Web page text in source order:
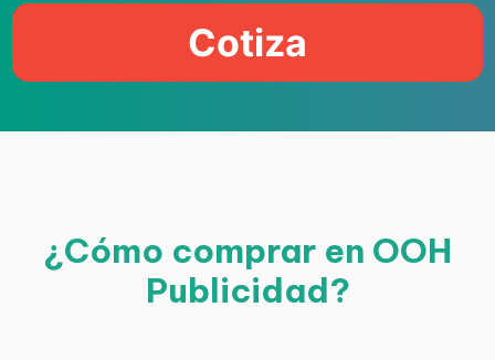
Cotiza
¿Cómo comprar en OOH
Publicidad?